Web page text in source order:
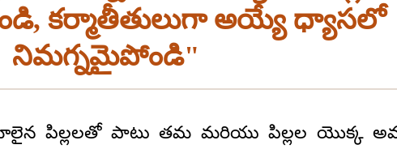
కర్మాతీతులుగా అయ్యే ధ్యాసలో
నిమగ్నమైపోండి"
పిల్లలతో పాటు తమ మరియు పిల్లల యొక్క